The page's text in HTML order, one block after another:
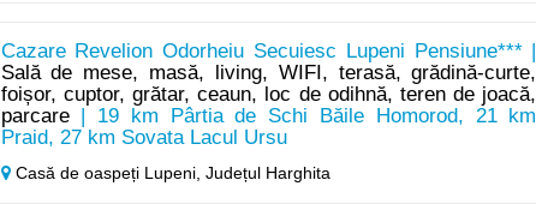
Cazare Revelion Odorheiu Secuiesc Lupeni Pensiune*** |
Sală de mese, masă, living, WIFI, terasă, grădină-curte,
foișor, cuptor, grătar, ceaun, loc de odihnă, teren de joacă,
parcare| 19 km Pârtia de Schi Băile Homorod, 21 km
Praid, 27 km Sovata Lacul Ursu
Casă de oaspeți Lupeni, Județul Harghita